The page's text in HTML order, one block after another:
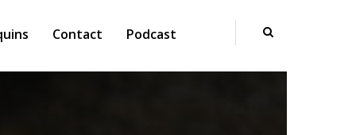
Contact Podcast